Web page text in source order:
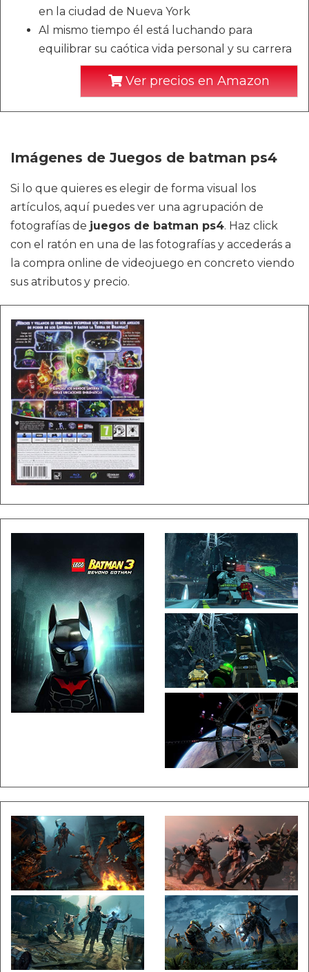
en la ciudad de Nueva York
Al mismo tiempo él está luchando para
equilibrar su caótica vida personal y su carrera
Ver precios en Amazon
Imágenes de Juegos de batman ps4
Si lo que quieres es elegir de forma visual los
artículos, aquí puedes ver una agrupación de
fotografías de juegos de batman ps4. Haz click
con el ratón en una de las fotografías y accederás a
la compra online de videojuego en concreto viendo
sus atributos y precio.